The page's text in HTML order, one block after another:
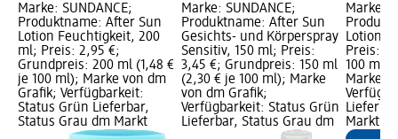
Marke: SUNDANCE;
Produktname: After Sun
Lotion Feuchtigkeit, 200
ml; Preis: 2,95 €;
Grundpreis: 200 ml (1,48 €
je 100 ml); Marke von dm
Grafik; Verfügbarkeit:
Status Grün Lieferbar,
Status Grau dm Markt
Marke: SUNDANCE;
Produktname: After Sun
Gesichts- und Körperspray
Sensitiv, 150 ml; Preis:
3,45 €; Grundpreis: 150 ml
(2,30 € je 100 ml); Marke
von dm Grafik;
Verfügbarkeit: Status Grün
Lieferbar, Status Grau dm
Marke:
Lotion
Preis:
100 ml
Marke
Markt